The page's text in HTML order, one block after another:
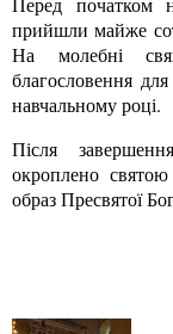
прийшли майже
На молебні
благословення
навчальному році.
Після
окроплено
образ Пресвятої